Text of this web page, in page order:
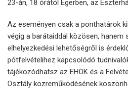
23-án, 18 órától Egerben, az
Az eseményen csak a ponthatárok
végig a barátaiddal közösen,
elhelyezkedési lehetőségről is
pótfelvételihez kapcsolódó
tájékozódhatsz az EHÖK és a
Osztály közreműködésének